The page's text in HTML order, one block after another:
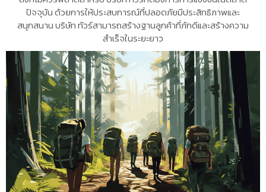
ปัจจุบัน ด้วยการให้ประสบการณ์ที่ปลอดภัยมีประสิทธิภาพและ
สนุกสนาน บริษัท ทัวร์สามารถสร้างฐานลูกค้าที่ภักดีและสร้างความ
สำเร็จในระยะยาว